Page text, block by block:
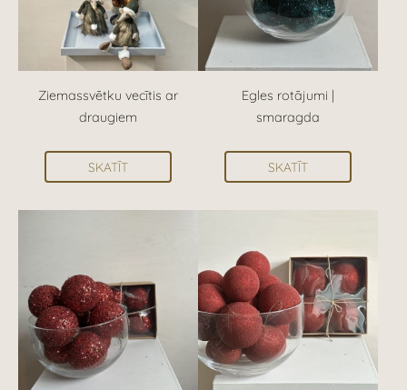
Ziemassvētku vecītis ar
draugiem
SKATĪT
Egles rotājumi |
smaragda
SKATĪT